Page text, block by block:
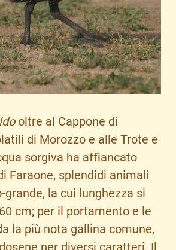
oltre al Cappone di
di Morozzo e alle Trote e
sorgiva ha affiancato
Faraone, splendidi animali
la cui lunghezza si
cm; per il portamento e le
la più nota gallina comune,
per diversi caratteri. Il